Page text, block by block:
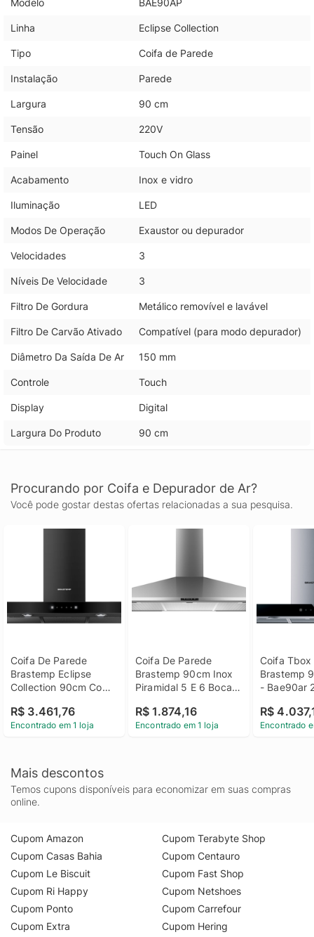
Modelo BAE90AP
Linha Eclipse Collection
Tipo Coifa de Parede
Instalação Parede
Largura 90 cm
Tensão 220V
Painel Touch On Glass
Acabamento Inox e vidro
Iluminação LED
Modos De Operação Exaustor ou depurador
Velocidades 3
Níveis De Velocidade 3
Filtro De Gordura Metálico removível e lavável
Filtro De Carvão Ativado Compatível (para modo depurador)
Diâmetro Da Saída De Ar 150 mm
Controle Touch
Display Digital
Largura Do Produto 90 cm
Procurando por Coifa e Depurador de Ar?
Você pode gostar destas ofertas relacionadas a sua pesquisa.
Coifa De Parede
Brastemp Eclipse
Collection 90cm Com
- Bae90ap 110V
R$ 3.461,76
Encontrado em 1 loja
Coifa De Parede
Brastemp 90cm Inox
Piramidal 5 E 6 Bocas
Bai91br 220V
R$ 1.874,16
Encontrado em 1 loja
Coifa Tbox
Brastemp
- Bae90ar
R$
Encontrado
Mais descontos
Temos cupons disponíveis para economizar em suas compras
online.
Cupom Amazon
Cupom Casas Bahia
Cupom Le Biscuit
Cupom Ri Happy
Cupom Ponto
Cupom Extra
Cupom Terabyte Shop
Cupom Centauro
Cupom Fast Shop
Cupom Netshoes
Cupom Carrefour
Cupom Hering